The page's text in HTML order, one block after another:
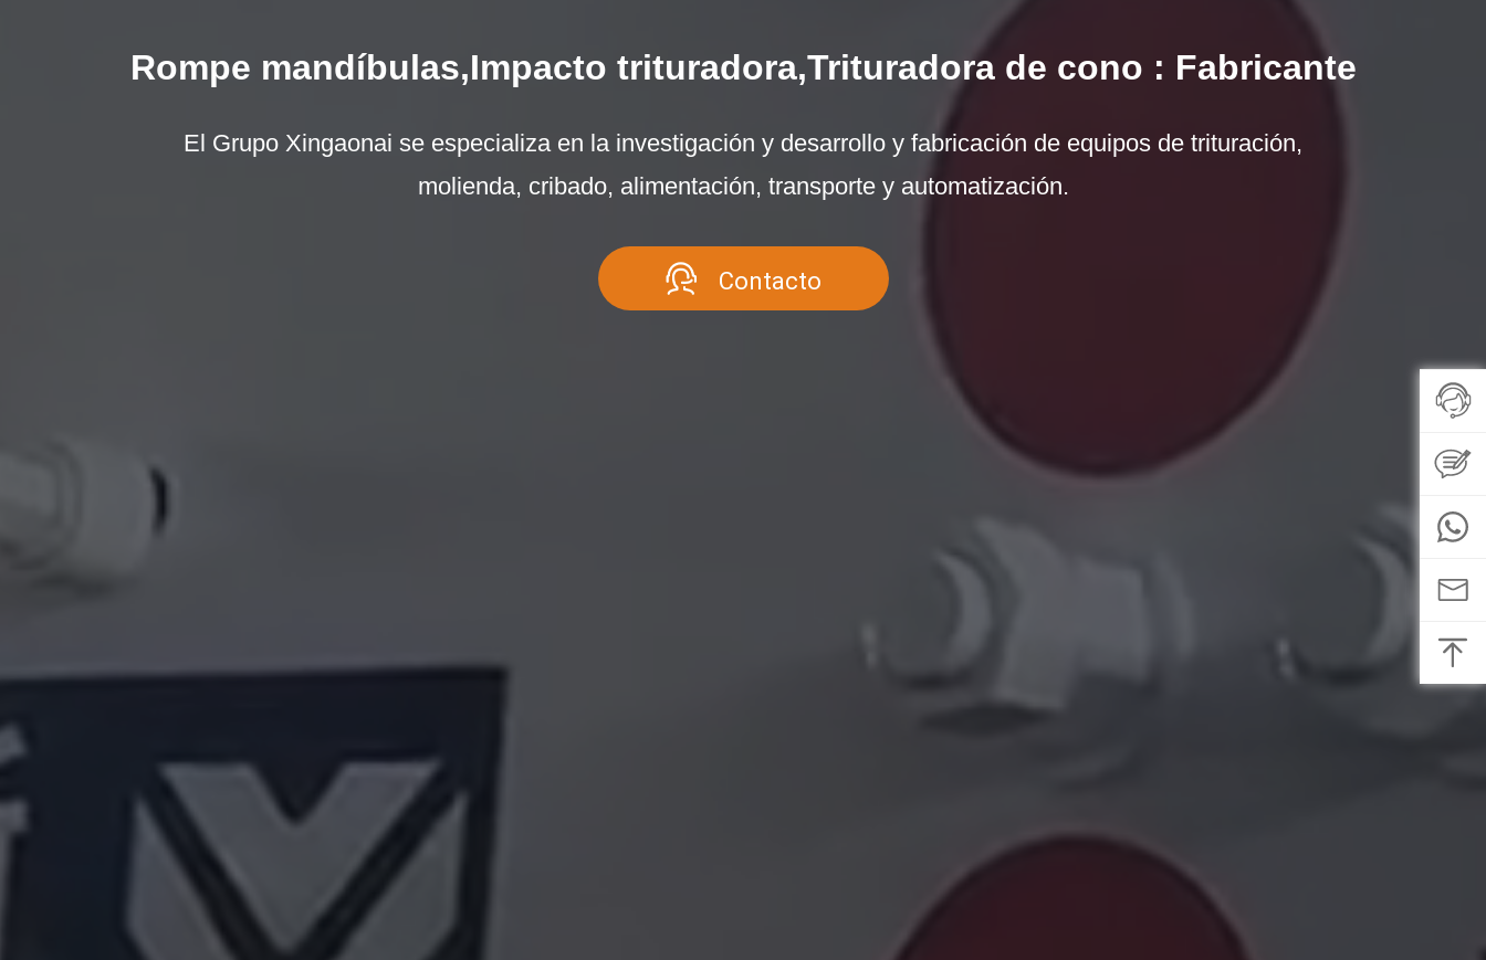
Rompe mandíbulas,Impacto trituradora,Trituradora de cono : Fabricante
El Grupo Xingaonai se especializa en la investigación y desarrollo y fabricación de equipos de trituración,
molienda, cribado, alimentación, transporte y automatización.
Contacto